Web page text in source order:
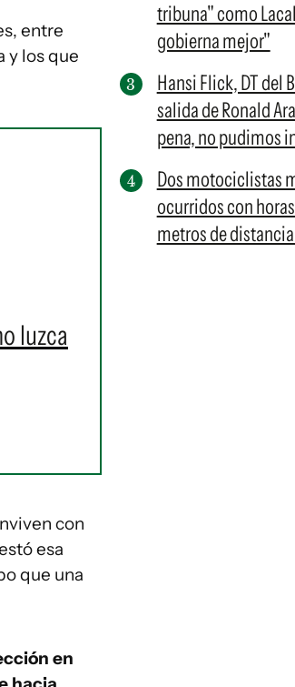
entre
y los que
luzca
con
esa
que una
en
tribuna" como
gobierna mejor"
Hansi Flick, DT del
salida de Ronald
pena, no pudimos
Dos motociclistas
ocurridos con
metros de